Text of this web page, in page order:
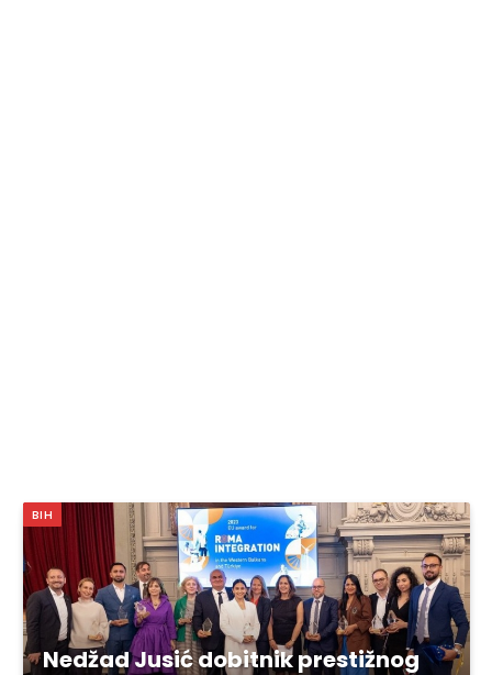
BIH
Nedžad Jusić dobitnik prestižnog